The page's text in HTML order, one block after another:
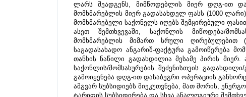
ლარს შეადგენს, მიმწოდებლის მიერ დღგ-ით
მომხმარებლის მიერ გადასახდელ ფასს (1000
მომხმარებელი საქონელს იღებს შემცირებული
ასეთ შემთხვევაში, საქონლის მიწოდება/
მომხმარებლის მიმართ სრული ღირებულებით
საგადასახადო ანგარიშ-ფაქტურა გამოიწერება
თანხის ნაწილი გადახდილია მესამე პირის
საქონლის/მომსახურების შეძენისთვის
გამოიყენება დღგ-ით დასაბეგრი ოპერაციის
ამგვარ სუბსიდიებს მიეკუთვნება, მათ შორის,
ტარიფის სუბსიდირება და სხვა ანალოგიური